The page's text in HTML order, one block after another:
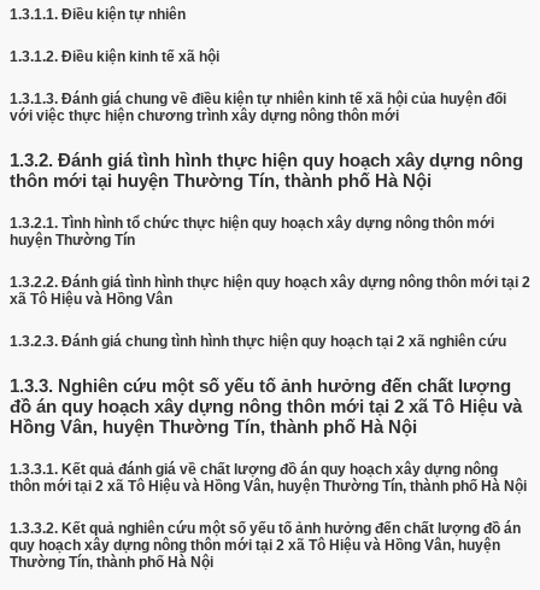
1.3.1.1. Điều kiện tự nhiên
1.3.1.2. Điều kiện kinh tế xã hội
1.3.1.3. Đánh giá chung về điều kiện tự nhiên kinh tế xã hội của huyện đối
với việc thực hiện chương trình xây dựng nông thôn mới
1.3.2. Đánh giá tình hình thực hiện quy hoạch xây dựng nông
thôn mới tại huyện Thường Tín, thành phố Hà Nội
1.3.2.1. Tình hình tổ chức thực hiện quy hoạch xây dựng nông thôn mới
huyện Thường Tín
1.3.2.2. Đánh giá tình hình thực hiện quy hoạch xây dựng nông thôn mới tại 2
xã Tô Hiệu và Hồng Vân
1.3.2.3. Đánh giá chung tình hình thực hiện quy hoạch tại 2 xã nghiên cứu
1.3.3. Nghiên cứu một số yếu tố ảnh hưởng đến chất lượng
đồ án quy hoạch xây dựng nông thôn mới tại 2 xã Tô Hiệu và
Hồng Vân, huyện Thường Tín, thành phố Hà Nội
1.3.3.1. Kết quả đánh giá về chất lượng đồ án quy hoạch xây dựng nông
thôn mới tại 2 xã Tô Hiệu và Hồng Vân, huyện Thường Tín, thành phố Hà Nội
1.3.3.2. Kết quả nghiên cứu một số yếu tố ảnh hưởng đến chất lượng đồ án
quy hoạch xây dựng nông thôn mới tại 2 xã Tô Hiệu và Hồng Vân, huyện
Thường Tín, thành phố Hà Nội